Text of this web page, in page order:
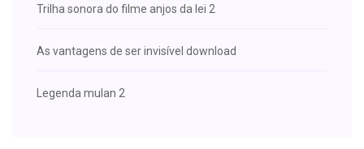
Trilha sonora do filme anjos da lei 2
As vantagens de ser invisível download
Legenda mulan 2